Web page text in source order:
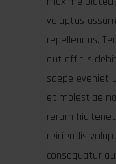
voluptas
repellendus.
aut officiis
saepe eveniet
et molestiae
rerum hic
reiciendis
consequatur